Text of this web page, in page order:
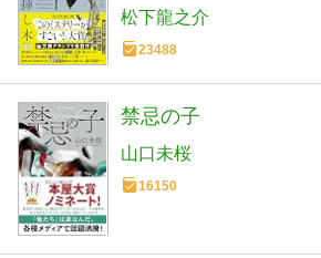
松下龍之介
23488
禁忌の子
山口未桜
16150